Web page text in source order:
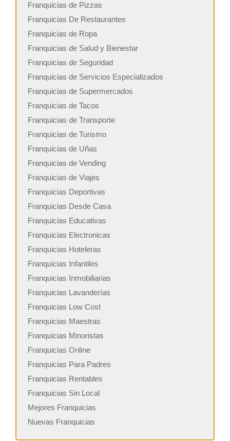
Franquicias de Pizzas
Franquicias De Restaurantes
Franquicias de Ropa
Franquicias de Salud y Bienestar
Franquicias de Seguridad
Franquicias de Servicios Especializados
Franquicias de Supermercados
Franquicias de Tacos
Franquicias de Transporte
Franquicias de Turismo
Franquicias de Uñas
Franquicias de Vending
Franquicias de Viajes
Franquicias Deportivas
Franquicias Desde Casa
Franquicias Educativas
Franquicias Electronicas
Franquicias Hoteleras
Franquicias Infantiles
Franquicias Inmobiliarias
Franquicias Lavanderías
Franquicias Low Cost
Franquicias Maestras
Franquicias Minoristas
Franquicias Online
Franquicias Para Padres
Franquicias Rentables
Franquicias Sin Local
Mejores Franquicias
Nuevas Franquicias